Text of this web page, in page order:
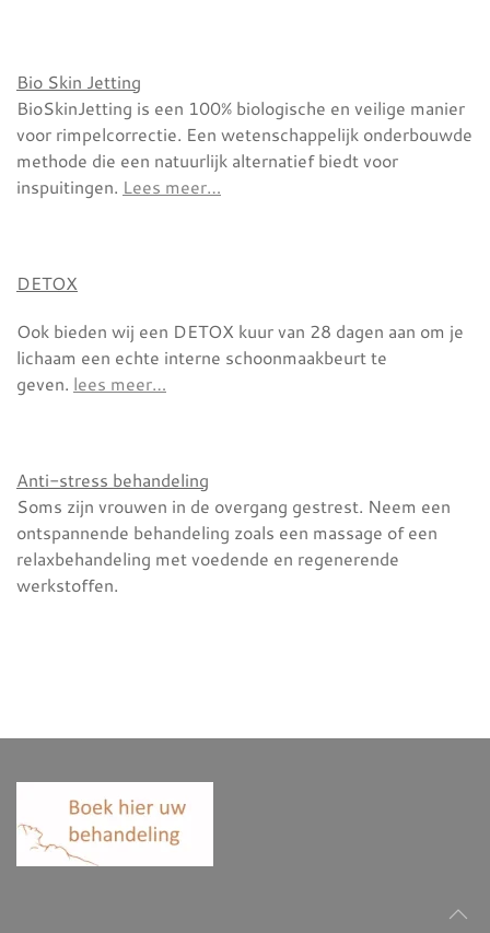
Bio Skin Jetting
BioSkinJetting is een 100% biologische en veilige manier
voor rimpelcorrectie. Een wetenschappelijk onderbouwde
methode die een natuurlijk alternatief biedt voor
inspuitingen. Lees meer…
DETOX
Ook bieden wij een DETOX kuur van 28 dagen aan om je
lichaam een echte interne schoonmaakbeurt te
geven. lees meer…
Anti-stress behandeling
Soms zijn vrouwen in de overgang gestrest. Neem een
ontspannende behandeling zoals een massage of een
relaxbehandeling met voedende en regenerende
werkstoffen.